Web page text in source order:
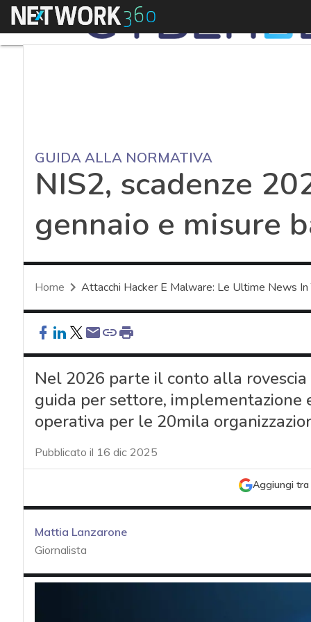
Menu
GUIDA ALLA NORMATIVA
NIS2, scadenze
gennaio e misure
Home Attacchi Hacker E Malware: Le Ultime News
Nel 2026 parte il conto alla
guida per settore,
operativa per le 20mila
Pubblicato il 16 dic 2025
Aggiungi tra
Mattia Lanzarone
Giornalista